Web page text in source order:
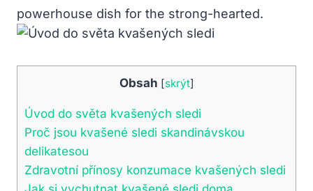
powerhouse dish for the strong-hearted.
Obsah [skrýt]
Úvod do světa kvašených sledi
Proč jsou kvašené sledi skandinávskou
delikatesou
Zdravotní přínosy konzumace kvašených sledi